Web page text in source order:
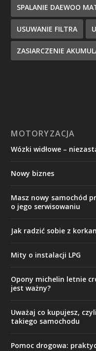
SPALANIE DAEWOO
USUWANIE FILTRA
ZASIARCZENIE
MOTORYZACJA
Wózki widłowe –
Nowy biznes
Masz nowy samochód
o jego serwisowaniu
Jak radzić sobie z
Mity o instalacji LPG
Opony michelin letnie
jest ważny?
Uważaj co kupujesz,
takiego samochodu
Pomoc drogowa: